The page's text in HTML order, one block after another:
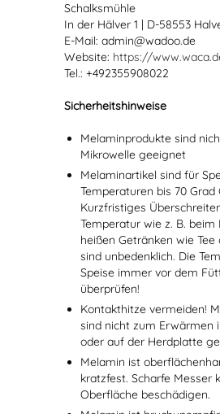
Schalksmühle
In der Hälver 1 | D-58553
E-Mail: admin@wadoo.de
Website: https://
Tel.: +492355908022
Sicherheitshinweise
Melaminprodukte sind
Mikrowelle geeignet
Melaminartikel sind für
Temperaturen bis 70 Grad
Kurzfristiges
Temperatur wie z. B. beim
heißen Getränken wie
sind unbedenklich. Die
Speise immer vor dem
überprüfen!
Kontakthitze vermeiden!
sind nicht zum Erwärmen
oder auf der Herdplatte
Melamin ist
kratzfest. Scharfe Messer
Oberfläche beschädigen.